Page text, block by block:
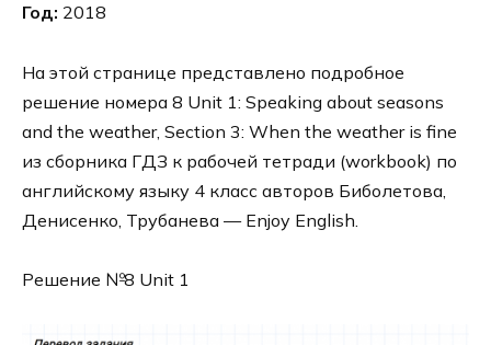
Год: 2018
На этой странице представлено подробное
решение номера 8 Unit 1: Speaking about seasons
and the weather, Section 3: When the weather is fine
из сборника ГДЗ к рабочей тетради (workbook) по
английскому языку 4 класс авторов Биболетова,
Денисенко, Трубанева — Enjoy English.
Решение №8 Unit 1